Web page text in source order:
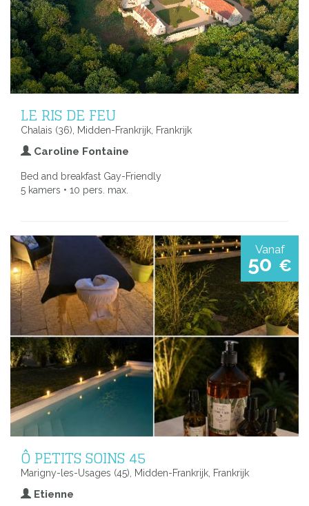
LE RIS DE FEU
Chalais (36), Midden-Frankrijk, Frankrijk
Caroline Fontaine
Bed and breakfast Gay-Friendly
5 kamers • 10 pers. max.
Vanaf
50 €
Ô PETITS SOINS 45
Marigny-les-Usages (45), Midden-Frankrijk, Frankrijk
Etienne